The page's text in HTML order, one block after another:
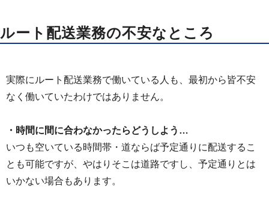
ルート配送業務の不安なところ
実際にルート配送業務で働いている人も、最初から皆不安
なく働いていたわけではありません。
・時間に間に合わなかったらどうしよう…
いつも空いている時間帯・道ならば予定通りに配送するこ
とも可能ですが、やはりそこは道路ですし、予定通りとは
いかない場合もあります。